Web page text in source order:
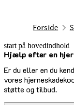
Forside
start på hovedindhold
Hjælp ef­ter en
Er du eller en du
vores
støtte og tilbud.
senest opdateret 2.